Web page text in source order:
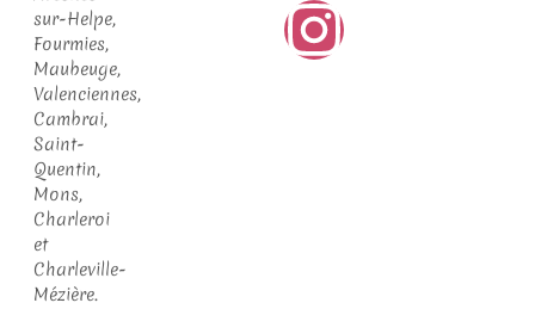
sur-Helpe,
Fourmies,
Maubeuge,
Valenciennes,
Cambrai,
Saint-
Quentin,
Mons,
Charleroi
et
Charleville-
Mézière.